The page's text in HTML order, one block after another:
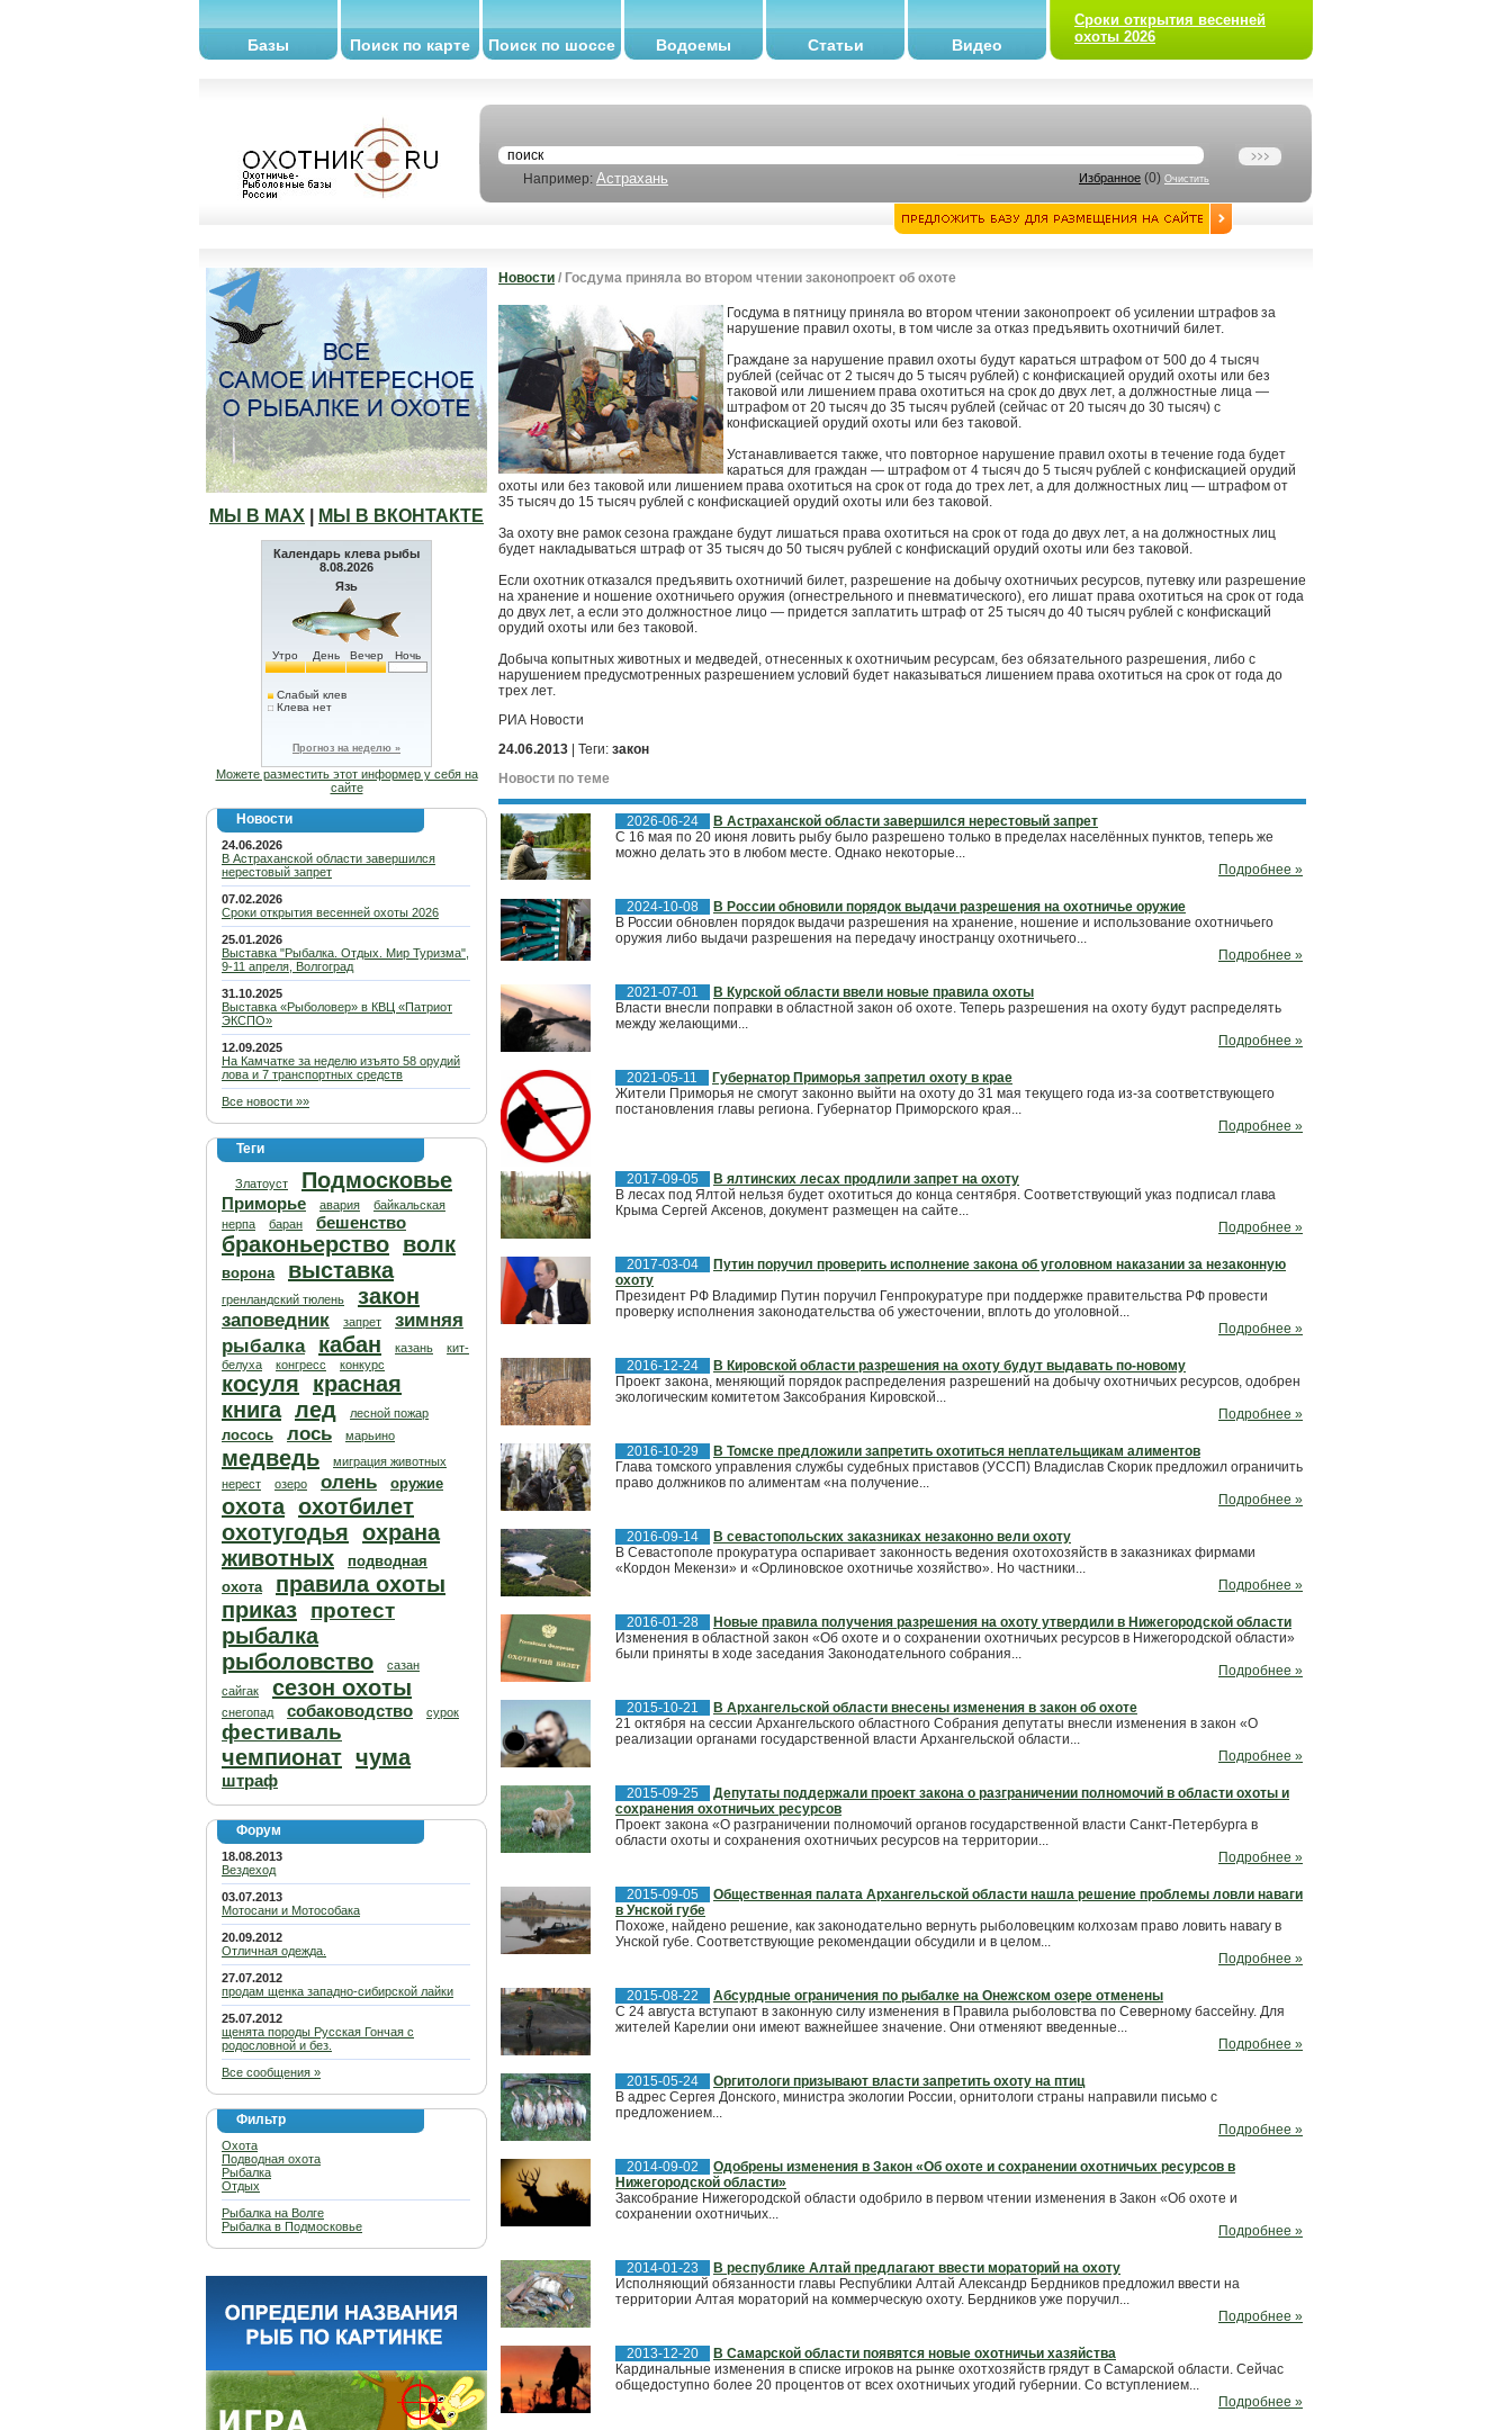
Базы Поиск по карте Поиск по шоссе Водоемы Статьи Видео
Сроки открытия весенней
охоты 2026
Например: Астрахань Избранное (0) Очистить
МЫ В МАХ МЫ В ВКОНТАКТЕ
Календарь клева рыбы
8.08.2026
Язь
Утро День Вечер Ночь
Слабый клев
Клева нет
Прогноз на неделю »
Можете разместить этот информер у себя на
сайте
Новости
24.06.2026
В Астраханской области завершился
нерестовый запрет
07.02.2026
Сроки открытия весенней охоты 2026
25.01.2026
Выставка "Рыбалка. Отдых. Мир Туризма",
9-11 апреля, Волгоград
31.10.2025
Выставка «Рыболовер» в КВЦ «Патриот
ЭКСПО»
12.09.2025
На Камчатке за неделю изъято 58 орудий
лова и 7 транспортных средств
Все новости »»
Теги
Златоуст Подмосковье
Приморье авария
байкальская
нерпа
баран бешенство
браконьерство волк
ворона выставка
гренландский тюлень закон
заповедник запрет
зимняя
рыбалка
кабан казань
кит-
белуха
конгресс конкурс
косуля
красная
книга лед лесной пожар
лосось лось марьино
медведь
миграция животных
нерест
озеро олень оружие
охота охотбилет
охотугодья охрана
животных
подводная
охота
правила охоты
приказ
протест
рыбалка
рыболовство
сазан
сайгак
сезон охоты
снегопад собаководство сурок
фестиваль
чемпионат чума
штраф
Форум
18.08.2013
Вездеход
03.07.2013
Мотосани и Мотособака
20.09.2012
Отличная одежда.
27.07.2012
продам щенка западно-сибирской лайки
25.07.2012
щенята породы Русская Гончая с
родословной и без.
Все сообщения »
Фильтр
Охота
Подводная охота
Рыбалка
Отдых
Рыбалка на Волге
Рыбалка в Подмосковье
Новости / Госдума приняла во втором чтении законопроект об охоте
Госдума в пятницу приняла во втором чтении законопроект об усилении штрафов за
нарушение правил охоты, в том числе за отказ предъявить охотничий билет.
Граждане за нарушение правил охоты будут караться штрафом от 500 до 4 тысяч
рублей (сейчас от 2 тысяч до 5 тысяч рублей) с конфискацией орудий охоты или без
таковой или лишением права охотиться на срок до двух лет, а должностные лица —
штрафом от 20 тысяч до 35 тысяч рублей (сейчас от 20 тысяч до 30 тысяч) с
конфискацией орудий охоты или без таковой.
Устанавливается также, что повторное нарушение правил охоты в течение года будет
караться для граждан — штрафом от 4 тысяч до 5 тысяч рублей с конфискацией орудий
охоты или без таковой или лишением права охотиться на срок от года до трех лет, а для должностных лиц — штрафом от
35 тысяч до 15 тысяч рублей с конфискацией орудий охоты или без таковой.
За охоту вне рамок сезона граждане будут лишаться права охотиться на срок от года до двух лет, а на должностных лиц
будет накладываться штраф от 35 тысяч до 50 тысяч рублей с конфискаций орудий охоты или без таковой.
Если охотник отказался предъявить охотничий билет, разрешение на добычу охотничьих ресурсов, путевку или разрешение
на хранение и ношение охотничьего оружия (огнестрельного и пневматического), его лишат права охотиться на срок от года
до двух лет, а если это должностное лицо — придется заплатить штраф от 25 тысяч до 40 тысяч рублей с конфискаций
орудий охоты или без таковой.
Добыча копытных животных и медведей, отнесенных к охотничьим ресурсам, без обязательного разрешения, либо с
нарушением предусмотренных разрешением условий будет наказываться лишением права охотиться на срок от года до
трех лет.
РИА Новости
24.06.2013 | Теги: закон
Новости по теме
2026-06-24
В Астраханской области завершился нерестовый запрет
С 16 мая по 20 июня ловить рыбу было разрешено только в пределах населённых пунктов, теперь же
можно делать это в любом месте. Однако некоторые...
Подробнее »
2024-10-08
В России обновили порядок выдачи разрешения на охотничье оружие
В России обновлен порядок выдачи разрешения на хранение, ношение и использование охотничьего
оружия либо выдачи разрешения на передачу иностранцу охотничьего...
Подробнее »
2021-07-01
В Курской области ввели новые правила охоты
Власти внесли поправки в областной закон об охоте. Теперь разрешения на охоту будут распределять
между желающими...
Подробнее »
2021-05-11
Губернатор Приморья запретил охоту в крае
Жители Приморья не смогут законно выйти на охоту до 31 мая текущего года из-за соответствующего
постановления главы региона. Губернатор Приморского края...
Подробнее »
2017-09-05
В ялтинских лесах продлили запрет на охоту
В лесах под Ялтой нельзя будет охотиться до конца сентября. Соответствующий указ подписал глава
Крыма Сергей Аксенов, документ размещен на сайте...
Подробнее »
2017-03-04
Путин поручил проверить исполнение закона об уголовном наказании за незаконную
охоту
Президент РФ Владимир Путин поручил Генпрокуратуре при поддержке правительства РФ провести
проверку исполнения законодательства об ужесточении, вплоть до уголовной...
Подробнее »
2016-12-24
В Кировской области разрешения на охоту будут выдавать по-новому
Проект закона, меняющий порядок распределения разрешений на добычу охотничьих ресурсов, одобрен
экологическим комитетом Заксобрания Кировской...
Подробнее »
2016-10-29
В Томске предложили запретить охотиться неплательщикам алиментов
Глава томского управления службы судебных приставов (УССП) Владислав Скорик предложил ограничить
право должников по алиментам «на получение...
Подробнее »
2016-09-14
В севастопольских заказниках незаконно вели охоту
В Севастополе прокуратура оспаривает законность ведения охотохозяйств в заказниках фирмами
«Кордон Мекензи» и «Орлиновское охотничье хозяйство». Но частники...
Подробнее »
2016-01-28
Новые правила получения разрешения на охоту утвердили в Нижегородской области
Изменения в областной закон «Об охоте и о сохранении охотничьих ресурсов в Нижегородской области»
были приняты в ходе заседания Законодательного собрания...
Подробнее »
2015-10-21
В Архангельской области внесены изменения в закон об охоте
21 октября на сессии Архангельского областного Собрания депутаты внесли изменения в закон «О
реализации органами государственной власти Архангельской области...
Подробнее »
2015-09-25
Депутаты поддержали проект закона о разграничении полномочий в области охоты и
сохранения охотничьих ресурсов
Проект закона «О разграничении полномочий органов государственной власти Санкт-Петербурга в
области охоты и сохранения охотничьих ресурсов на территории...
Подробнее »
2015-09-05
Общественная палата Архангельской области нашла решение проблемы ловли наваги
в Унской губе
Похоже, найдено решение, как законодательно вернуть рыболовецким колхозам право ловить навагу в
Унской губе. Соответствующие рекомендации обсудили и в целом...
Подробнее »
2015-08-22
Абсурдные ограничения по рыбалке на Онежском озере отменены
С 24 августа вступают в законную силу изменения в Правила рыболовства по Северному бассейну. Для
жителей Карелии они имеют важнейшее значение. Они отменяют введенные...
Подробнее »
2015-05-24
Оргитологи призывают власти запретить охоту на птиц
В адрес Сергея Донского, министра экологии России, орнитологи страны направили письмо с
предложением...
Подробнее »
2014-09-02
Одобрены изменения в Закон «Об охоте и сохранении охотничьих ресурсов в
Нижегородской области»
Заксобрание Нижегородской области одобрило в первом чтении изменения в Закон «Об охоте и
сохранении охотничьих...
Подробнее »
2014-01-23
В республике Алтай предлагают ввести мораторий на охоту
Исполняющий обязанности главы Республики Алтай Александр Бердников предложил ввести на
территории Алтая мораторий на коммерческую охоту. Бердников уже поручил...
Подробнее »
2013-12-20
В Самарской области появятся новые охотничьи хазяйства
Кардинальные изменения в списке игроков на рынке охотхозяйств грядут в Самарской области. Сейчас
общедоступно более 20 процентов от всех охотничьих угодий губернии. Со вступлением...
Подробнее »